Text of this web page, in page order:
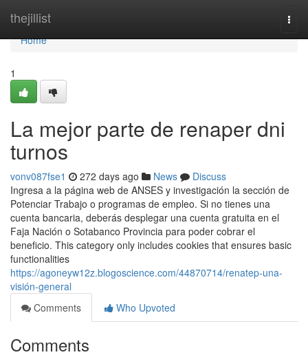
thejillist
Home
Home
1
La mejor parte de renaper dni
turnos
vonv087fse1 272 days ago News
Discuss
Ingresa a ​la página web de ANSES y investigación la sección ⁢de
Potenciar Trabajo o programas de empleo. Si no​ tienes una
cuenta bancaria, deberás desplegar una cuenta ​gratuita en el
Faja Nación o Sotabanco Provincia para poder cobrar el
beneficio. This category only includes cookies that ensures basic
functionalities
https://agoneyw12z.blogoscience.com/44870714/renatep-una-
visión-general
Comments
Who Upvoted
Comments